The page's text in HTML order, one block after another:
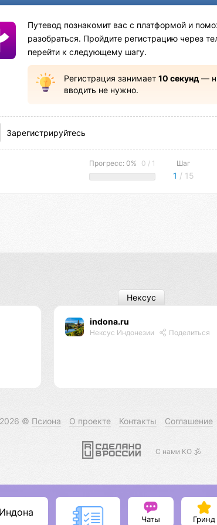
Путевод познакомит вас с платформой и
разобраться. Пройдите регистрацию через
перейти к следующему шагу.
Регистрация занимает 10 секунд—
вводить не нужно.
Зарегистрируйтесь
Прогресс: 0% 0 / 1 Шаг
1 / 15
indona.ru
Нексус Индонезии Поделиться
Нексус
© Псиона О проекте Контакты Соглашение
С нами КО 🕉️
Индона
Чаты Гринд